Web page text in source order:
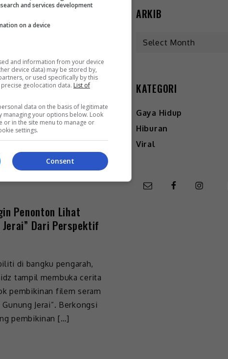
Tahun Depan
di China, penyanyi
perancangannya untuk
tahun depan. Shila,
Penonton Lihat
Jerai” Dari Perspektif
di bangku pengarah,
tampil membuka cerita
pembikinan filem seram
Jerai”. Berkongsi
pembikinan […]
ARKIB
KATEGORI
Gaya Hidup
Hiburan
Viral
and services development
on a device
and information from your device
device data) may be stored by,
or used specifically by this
geolocation data. List of
data on the basis of legitimate
managing your options below. Look
in the site menu to manage or
settings.
Consent